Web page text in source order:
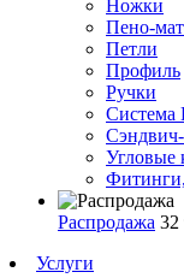
Ножки
Пено-
Петли
Профиль
Ручки
Система
Угловые
Распродажа 32
Услуги